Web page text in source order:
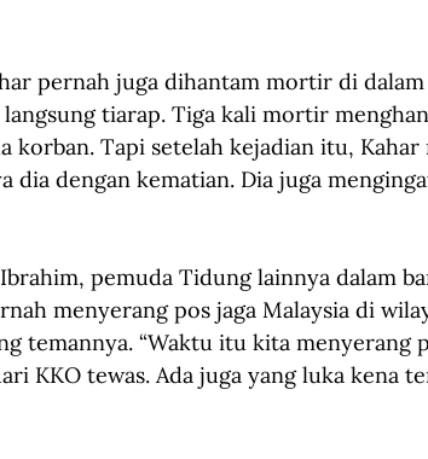
pernah juga dihantam mortir di
tiarap. Tiga kali mortir
korban. Tapi setelah kejadian itu,
dia dengan kematian. Dia juga
pemuda Tidung lainnya dalam
menyerang pos jaga Malaysia di
temannya. “Waktu itu kita menyerang
KKO tewas. Ada juga yang luka kena